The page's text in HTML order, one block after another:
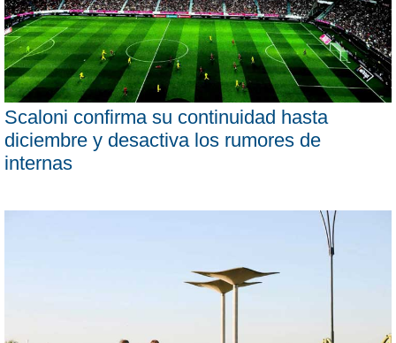
Scaloni confirma su continuidad hasta
diciembre y desactiva los rumores de
internas